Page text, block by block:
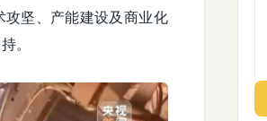
坚、产能建设及商业化
。